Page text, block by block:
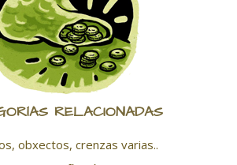
RELACIONADAS
obxectos, crenzas varias..